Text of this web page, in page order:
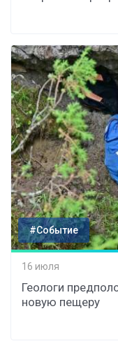
#Событие
16 июля
Геологи
новую пещеру